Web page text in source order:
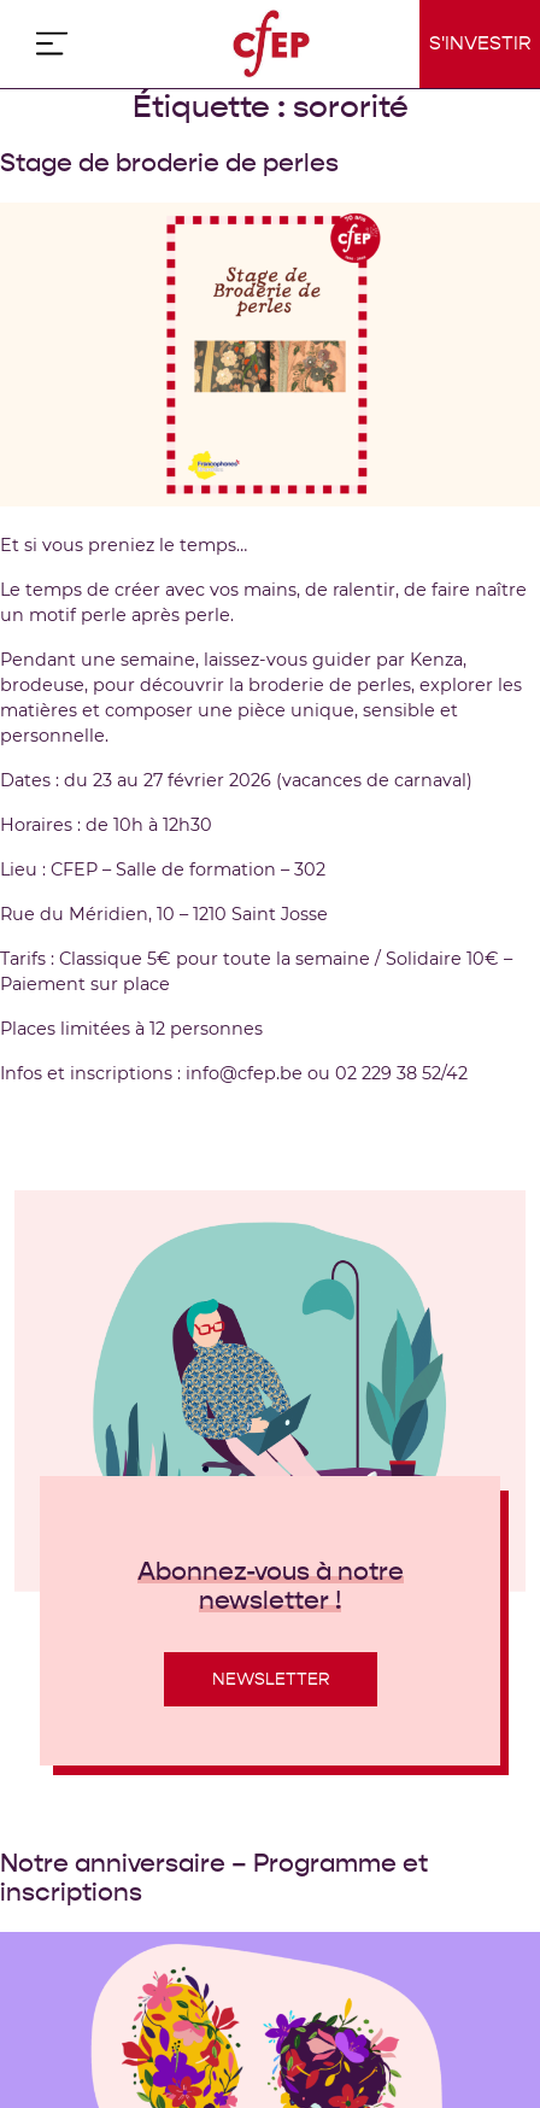
content
S'INVESTIR
Étiquette : sororité
Stage de broderie de perles
Et si vous preniez le temps…
Le temps de créer avec vos mains, de ralentir, de faire naître
un motif perle après perle.
Pendant une semaine, laissez-vous guider par Kenza,
brodeuse, pour découvrir la broderie de perles, explorer les
matières et composer une pièce unique, sensible et
personnelle.
Dates : du 23 au 27 février 2026 (vacances de carnaval)
Horaires : de 10h à 12h30
Lieu : CFEP – Salle de formation – 302
Rue du Méridien, 10 – 1210 Saint Josse
Tarifs : Classique 5€ pour toute la semaine / Solidaire 10€ –
Paiement sur place
Places limitées à 12 personnes
Infos et inscriptions : info@cfep.be ou 02 229 38 52/42
Abonnez-vous à notre
newsletter !
NEWSLETTER
Notre anniversaire – Programme et
inscriptions